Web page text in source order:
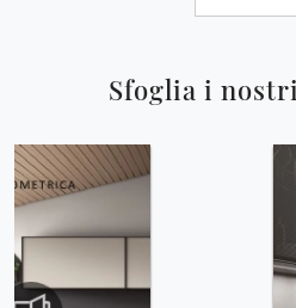
Sfoglia i